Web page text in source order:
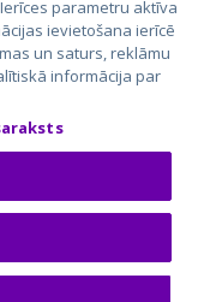
parametru aktīva
ievietošana ierīcē
un saturs, reklāmu
informācija par